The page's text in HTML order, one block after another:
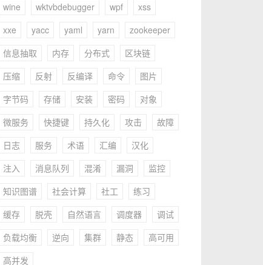
wine
wktvbdebugger wpf
xss
xxe
yacc yaml yarn
zookeeper
信息抽取
内存 分布式
区块链
压缩
反射 反编译 命令
图片
字节码
存储 安装 密码
对象
微服务
快捷键 持久化 攻击
故障
日志
服务 术语 汇编
汉化
注入
消息队列 混淆 漏洞
监控
知识图谱
社会计算 社工
练习
缓存
脱壳 自然语言 调度器
调试
负载均衡
逆向 集群 静态
高可用
高并发